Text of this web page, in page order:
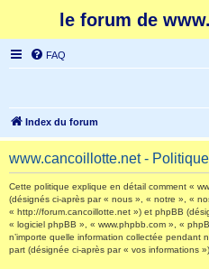
le forum de
FAQ
Index du forum
www.cancoillotte.net -
Cette politique explique en détail comment «
(désignés ci-après par « nous », « notre », «
« http://forum.cancoillotte.net ») et phpBB
« logiciel phpBB », « www.phpbb.com », «
n’importe quelle information collectée pendant
part (désignée ci-après par « vos informations »).